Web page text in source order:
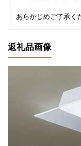
あらかじめご了承く
返礼品画像